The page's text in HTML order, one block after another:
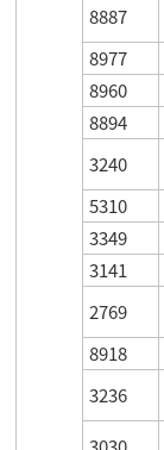
8887
8977
8960
8894
3240
5310
3349
3141
2769
8918
3236